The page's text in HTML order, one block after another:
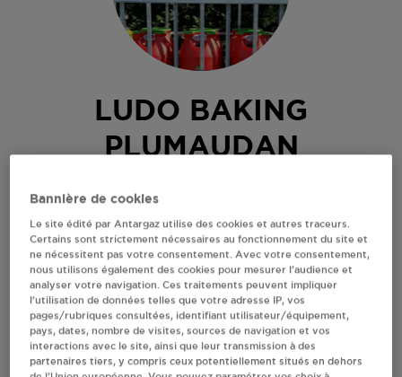
LUDO BAKING
PLUMAUDAN
Revendeur de bouteilles de gaz
S'Y RENDRE
AFFICHER LE TÉLÉPHONE
Bannière de cookies
Le site édité par Antargaz utilise des cookies et autres traceurs.
Certains sont strictement nécessaires au fonctionnement du site et
ne nécessitent pas votre consentement. Avec votre consentement,
nous utilisons également des cookies pour mesurer l’audience et
analyser votre navigation. Ces traitements peuvent impliquer
l’utilisation de données telles que votre adresse IP, vos
pages/rubriques consultées, identifiant utilisateur/équipement,
pays, dates, nombre de visites, sources de navigation et vos
interactions avec le site, ainsi que leur transmission à des
partenaires tiers, y compris ceux potentiellement situés en dehors